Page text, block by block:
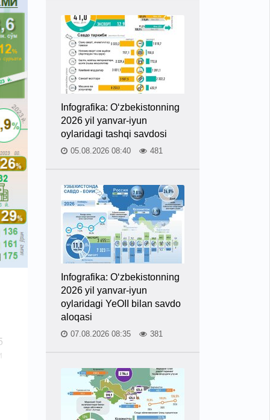
Infografika: O‘zbekistonning
2026 yil yanvar-iyun
oylaridagi tashqi savdosi
05.08.2026 08:40 481
Infografika: O‘zbekistonning
2026 yil yanvar-iyun
oylaridagi YeOII bilan savdo
aloqasi
07.08.2026 08:35 381